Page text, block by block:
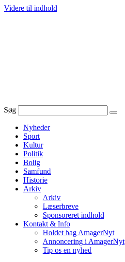
Videre til indhold
Søg
Nyheder
Sport
Kultur
Politik
Bolig
Samfund
Historie
Arkiv
Arkiv
Læserbreve
Sponsoreret indhold
Kontakt & Info
Holdet bag AmagerNyt
Annoncering i AmagerNyt
Tip os en nyhed